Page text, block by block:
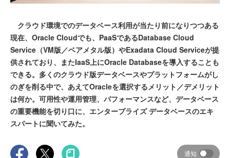
クラウド環境でのデータベース利用が当たり前になりつつある
現在、Oracle Cloudでも、PaaSであるDatabase Cloud
Service（VM版／ベアメタル版）やExadata Cloud Serviceが提
供されており、またIaaS上にOracle Databaseを導入することも
できる。多くのクラウド版データベースやプラットフォームがし
のぎを削る中で、あえてOracleを選択するメリット／デメリット
は何か。可用性や運用管理、パフォーマンスなど、データベース
の重要機能を切り口に、エンタープライズ データベースのエキ
スパートに聞いてみた。
通知